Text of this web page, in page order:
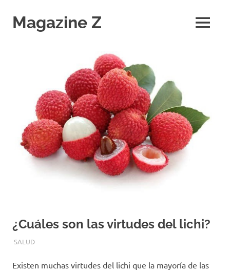
contenido
Magazine Z
Economía.
MENÚ
¿Cuáles son las virtudes del lichi?
MAYO 18, 2020
REDACCIONES
SALUD
Existen muchas virtudes del lichi que la mayoría de las